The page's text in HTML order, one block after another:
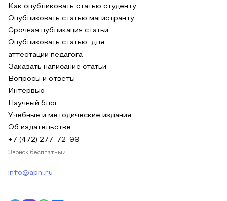
Как опубликовать статью студенту
Опубликовать статью магистранту
Срочная публикация статьи
Опубликовать статью для
аттестации педагога
Заказать написание статьи
Вопросы и ответы
Интервью
Научный блог
Учебные и методические издания
Об издательстве
+7 (472) 277-72-99
Звонок бесплатный
info@apni.ru